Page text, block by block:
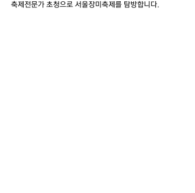
축제전문가 초청으로 서울장미축제를 탐방합니다.